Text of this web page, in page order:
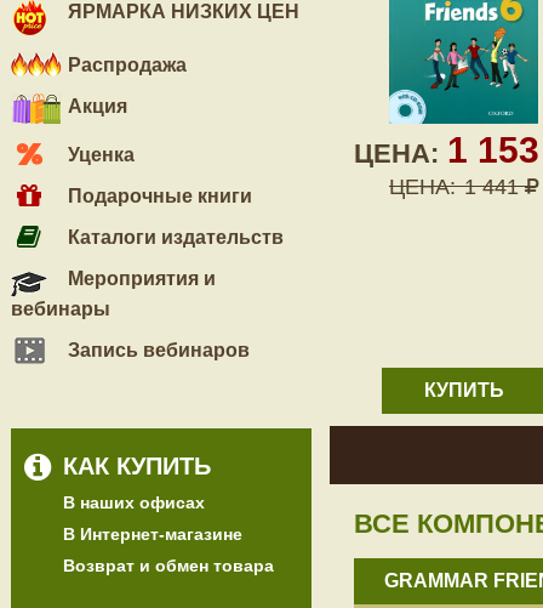
ЯРМАРКА НИЗКИХ ЦЕН
Распродажа
Акция
Уценка
Подарочные книги
Каталоги издательств
Мероприятия и
вебинары
Запись вебинаров
КАК КУПИТЬ
В наших офисах
В Интернет-магазине
Возврат и обмен товара
ЦЕНА: 1
ЦЕНА: 1 441
КУПИТЬ
ВСЕ
GRAMMAR